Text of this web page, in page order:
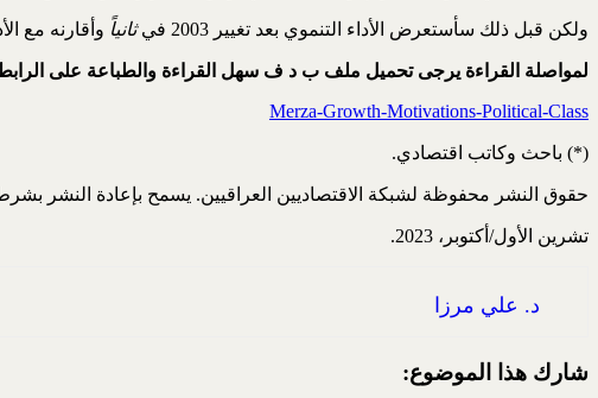
ولكن قبل ذلك سأستعرض الأداء التنموي بعد تغيير 2003 في ثانياً وأقارنه مع الأداء
لمواصلة القراءة يرجى تحميل ملف ب د ف سهل القراءة والطباعة على الر
Merza-Growth-Motivations-Political-Class
(*) باحث وكاتب اقتصادي.
حقوق النشر محفوظة لشبكة الاقتصاديين العراقيين. يسمح بإعادة النشر
تشرين الأول/أكتوبر، 2023.
د. علي مرزا
شارك هذا الموضوع: